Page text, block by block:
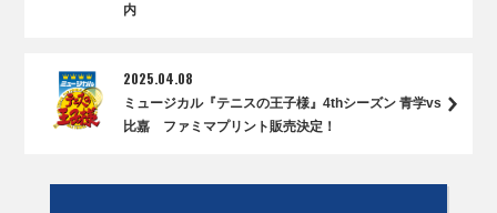
内
2025.04.08
ミュージカル『テニスの王子様』4thシーズン 青学vs
比嘉 ファミマプリント販売決定！